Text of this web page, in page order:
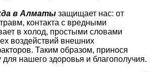
в Алматы защищает нас: от
контакта с вредными
в холод, простыми словами
воздействий внешних
Таким образом, принося
нашего здоровья и благополучия.